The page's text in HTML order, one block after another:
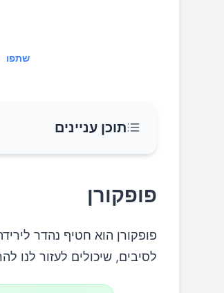
שתפו
תוכן עניינים
פופקורן
פופקורן הוא חטיף נהדר
לסיבים, שיכולים לעזור לנו